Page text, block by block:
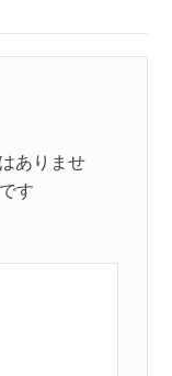
ありませ
す